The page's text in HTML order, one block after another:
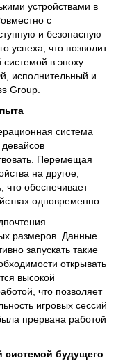
устройствами в
с
и безопасную
успеха, что позволит
в эпоху
исполнительный и
Group.
система
Перемещая
на другое,
что обеспечивает
одновременно.
размеров. Данные
запускать такие
открывать
высокой
что позволяет
игровых сессий
прервана работой
системой будущего